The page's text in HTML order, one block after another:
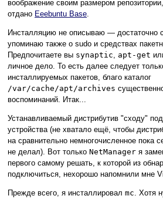
воображение своим размером
отдано Eeebuntu Base.
Инсталляцию не описываю — достаточно
упоминаю также о sudo и средствах
Предпочитаете вы synaptic, apt-get
личное дело. То есть далее следует
инсталлируемых пакетов, благо каталог
/var/cache/apt/archives
воспоминаний. Итак...
Устанавливаемый дистрибутив "сходу"
устройства (не хватало ещё, чтобы
на сравнительно немногочисленное пока
не делал). Вот только NetManager я
первого самому решать, к которой из
подключиться, нехорошо напомнили мне
Прежде всего, я инсталлировал mc. Хотя